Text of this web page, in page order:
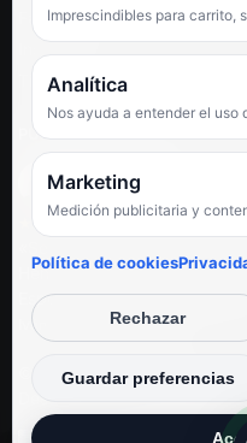
Facebook
TikTok
PUNTUACIÓN DE 4,6
★★★★★
Hemos comprado en varias
Espectacular, servicio de
Iván Rodríguez Ramos
© Electrodirecto 2026
Desarrollo y mantenimiento
Imprescindibles para carrito,
Analítica
Nos ayuda a entender el uso
Marketing
Medición publicitaria y
Política de cookies
Rechazar
Guardar preferencias